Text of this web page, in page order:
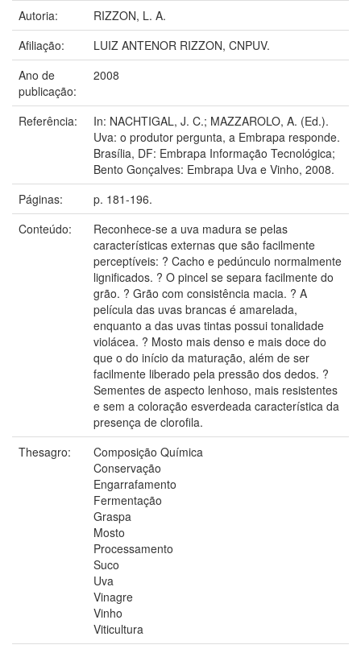
Autoria:
RIZZON, L. A.
Afiliação:
LUIZ ANTENOR RIZZON, CNPUV.
Ano de
publicação:
2008
Referência:
In: NACHTIGAL, J. C.; MAZZAROLO, A. (Ed.).
Uva: o produtor pergunta, a Embrapa responde.
Brasília, DF: Embrapa Informação Tecnológica;
Bento Gonçalves: Embrapa Uva e Vinho, 2008.
Páginas:
p. 181-196.
Conteúdo:
Reconhece-se a uva madura se pelas
características externas que são facilmente
perceptíveis: ? Cacho e pedúnculo normalmente
lignificados. ? O pincel se separa facilmente do
grão. ? Grão com consistência macia. ? A
película das uvas brancas é amarelada,
enquanto a das uvas tintas possui tonalidade
violácea. ? Mosto mais denso e mais doce do
que o do início da maturação, além de ser
facilmente liberado pela pressão dos dedos. ?
Sementes de aspecto lenhoso, mais resistentes
e sem a coloração esverdeada característica da
presença de clorofila.
Thesagro:
Composição Química
Conservação
Engarrafamento
Fermentação
Graspa
Mosto
Processamento
Suco
Uva
Vinagre
Vinho
Viticultura